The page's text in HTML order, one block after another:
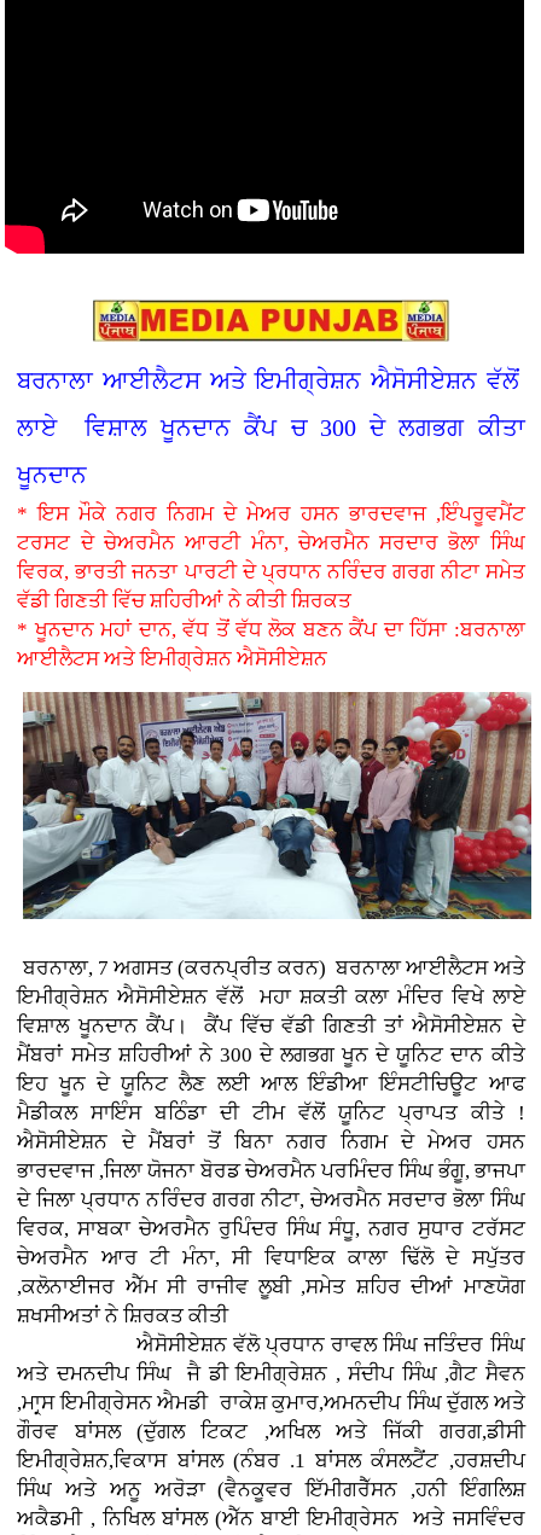
ਬਰਨਾਲਾ ਆਈਲੈਟਸ ਅਤੇ ਇਮੀਗ੍ਰੇਸ਼ਨ ਐਸੋਸੀਏਸ਼ਨ ਵੱਲੋਂ
ਲਾਏ ਵਿਸ਼ਾਲ ਖੂਨਦਾਨ ਕੈਂਪ ਚ 300 ਦੇ ਲਗਭਗ ਕੀਤਾ
ਖੂਨਦਾਨ
* ਇਸ ਮੌਕੇ ਨਗਰ ਨਿਗਮ ਦੇ ਮੇਅਰ ਹਸਨ ਭਾਰਦਵਾਜ ,ਇੰਪਰੂਵਮੈਂਟ
ਟਰਸਟ ਦੇ ਚੇਅਰਮੈਨ ਆਰਟੀ ਮੰਨਾ, ਚੇਅਰਮੈਨ ਸਰਦਾਰ ਭੋਲਾ ਸਿੰਘ
ਵਿਰਕ, ਭਾਰਤੀ ਜਨਤਾ ਪਾਰਟੀ ਦੇ ਪ੍ਰਧਾਨ ਨਰਿੰਦਰ ਗਰਗ ਨੀਟਾ ਸਮੇਤ
ਵੱਡੀ ਗਿਣਤੀ ਵਿੱਚ ਸ਼ਹਿਰੀਆਂ ਨੇ ਕੀਤੀ ਸ਼ਿਰਕਤ
* ਖੂਨਦਾਨ ਮਹਾਂ ਦਾਨ, ਵੱਧ ਤੋਂ ਵੱਧ ਲੋਕ ਬਣਨ ਕੈਂਪ ਦਾ ਹਿੱਸਾ :ਬਰਨਾਲਾ
ਆਈਲੈਟਸ ਅਤੇ ਇਮੀਗ੍ਰੇਸ਼ਨ ਐਸੋਸੀਏਸ਼ਨ
ਬਰਨਾਲਾ, 7 ਅਗਸਤ (ਕਰਨਪ੍ਰੀਤ ਕਰਨ) ਬਰਨਾਲਾ ਆਈਲੈਟਸ ਅਤੇ
ਇਮੀਗ੍ਰੇਸ਼ਨ ਐਸੋਸੀਏਸ਼ਨ ਵੱਲੋਂ ਮਹਾ ਸ਼ਕਤੀ ਕਲਾ ਮੰਦਿਰ ਵਿਖੇ ਲਾਏ
ਵਿਸ਼ਾਲ ਖੂਨਦਾਨ ਕੈਂਪ। ਕੈਂਪ ਵਿੱਚ ਵੱਡੀ ਗਿਣਤੀ ਤਾਂ ਐਸੋਸੀਏਸ਼ਨ ਦੇ
ਮੈਂਬਰਾਂ ਸਮੇਤ ਸ਼ਹਿਰੀਆਂ ਨੇ 300 ਦੇ ਲਗਭਗ ਖੂਨ ਦੇ ਯੂਨਿਟ ਦਾਨ ਕੀਤੇ
ਇਹ ਖੂਨ ਦੇ ਯੂਨਿਟ ਲੈਣ ਲਈ ਆਲ ਇੰਡੀਆ ਇੰਸਟੀਚਿਊਟ ਆਫ
ਮੈਡੀਕਲ ਸਾਇੰਸ ਬਠਿੰਡਾ ਦੀ ਟੀਮ ਵੱਲੋਂ ਯੂਨਿਟ ਪ੍ਰਾਪਤ ਕੀਤੇ !
ਐਸੋਸੀਏਸ਼ਨ ਦੇ ਮੈਂਬਰਾਂ ਤੋਂ ਬਿਨਾ ਨਗਰ ਨਿਗਮ ਦੇ ਮੇਅਰ ਹਸਨ
ਭਾਰਦਵਾਜ ,ਜਿਲਾ ਯੋਜਨਾ ਬੋਰਡ ਚੇਅਰਮੈਨ ਪਰਮਿੰਦਰ ਸਿੰਘ ਭੰਗੂ, ਭਾਜਪਾ
ਦੇ ਜਿਲਾ ਪ੍ਰਧਾਨ ਨਰਿੰਦਰ ਗਰਗ ਨੀਟਾ, ਚੇਅਰਮੈਨ ਸਰਦਾਰ ਭੋਲਾ ਸਿੰਘ
ਵਿਰਕ, ਸਾਬਕਾ ਚੇਅਰਮੈਨ ਰੁਪਿੰਦਰ ਸਿੰਘ ਸੰਧੂ, ਨਗਰ ਸੁਧਾਰ ਟਰੱਸਟ
ਚੇਅਰਮੈਨ ਆਰ ਟੀ ਮੰਨਾ, ਸੀ ਵਿਧਾਇਕ ਕਾਲਾ ਢਿੱਲੋ ਦੇ ਸਪੁੱਤਰ
,ਕਲੋਨਾਈਜਰ ਐੱਮ ਸੀ ਰਾਜੀਵ ਲੂਬੀ ,ਸਮੇਤ ਸ਼ਹਿਰ ਦੀਆਂ ਮਾਣਯੋਗ
ਸ਼ਖਸੀਅਤਾਂ ਨੇ ਸ਼ਿਰਕਤ ਕੀਤੀ
ਐਸੋਸੀਏਸ਼ਨ ਵੱਲੋ ਪ੍ਰਧਾਨ ਰਾਵਲ ਸਿੰਘ ਜਤਿੰਦਰ ਸਿੰਘ
ਅਤੇ ਦਮਨਦੀਪ ਸਿੰਘ ਜੈ ਡੀ ਇਮੀਗ੍ਰੇਸ਼ਨ , ਸੰਦੀਪ ਸਿੰਘ ,ਗੈਟ ਸੈਵਨ
,ਮਾਰ੍ਸ ਇਮੀਗ੍ਰੇਸਨ ਐਮਡੀ ਰਾਕੇਸ਼ ਕੁਮਾਰ,ਅਮਨਦੀਪ ਸਿੰਘ ਦੁੱਗਲ ਅਤੇ
ਗੌਰਵ ਬਾਂਸਲ (ਦੁੱਗਲ ਟਿਕਟ ,ਅਖਿਲ ਅਤੇ ਜਿੱਕੀ ਗਰਗ,ਡੀਸੀ
ਇਮੀਗ੍ਰੇਸ਼ਨ,ਵਿਕਾਸ ਬਾਂਸਲ (ਨੰਬਰ .1 ਬਾਂਸਲ ਕੰਸਲਟੈਂਟ ,ਹਰਸ਼ਦੀਪ
ਸਿੰਘ ਅਤੇ ਅਨੂ ਅਰੋੜਾ (ਵੈਨਕੂਵਰ ਇੱਮੀਗਰੈੱਸਨ ,ਹਨੀ ਇੰਗਲਿਸ਼
ਅਕੈਡਮੀ , ਨਿਖਿਲ ਬਾਂਸਲ (ਐੱਨ ਬਾਈ ਇਮੀਗ੍ਰੇਸਨ ਅਤੇ ਜਸਵਿੰਦਰ